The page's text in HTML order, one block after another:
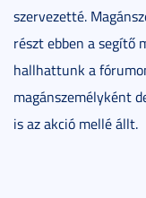
szervezetté.
részt ebben a segítő
hallhattunk a
magánszemélyként
is az akció mellé állt.